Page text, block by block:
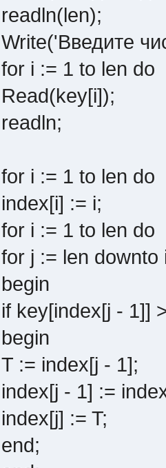
readln(len);
Write('Введите
for i := 1 to len do
Read(key[i]);
readln;
for i := 1 to len do
index[i] := i;
for i := 1 to len do
for j := len downto
begin
if key[index[j - 1]]
begin
T := index[j - 1];
index[j - 1] :=
index[j] := T;
end;